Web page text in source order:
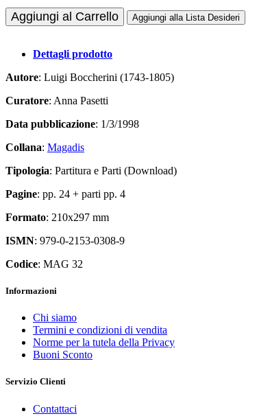
Aggiungi al Carrello Aggiungi alla Lista Desideri
Dettagli prodotto
Autore: Luigi Boccherini (1743-1805)
Curatore: Anna Pasetti
Data pubblicazione: 1/3/1998
Collana: Magadis
Tipologia: Partitura e Parti (Download)
Pagine: pp. 24 + parti pp. 4
Formato: 210x297 mm
ISMN: 979-0-2153-0308-9
Codice: MAG 32
Informazioni
Chi siamo
Termini e condizioni di vendita
Norme per la tutela della Privacy
Buoni Sconto
Servizio Clienti
Contattaci